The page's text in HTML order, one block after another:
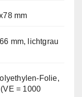
mm
mm, lichtgrau
Folie,
= 1000